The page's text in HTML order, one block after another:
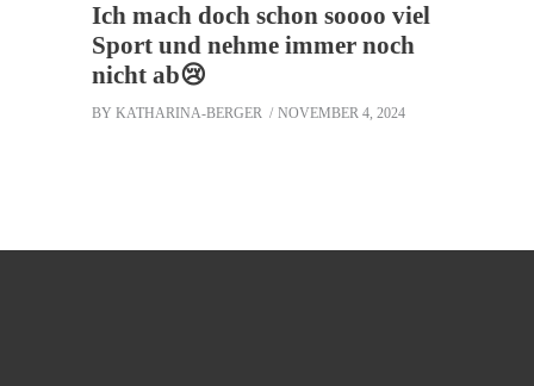
Ich mach doch schon soooo viel
Sport und nehme immer noch
nicht ab😢
BY KATHARINA-BERGER NOVEMBER 4, 2024